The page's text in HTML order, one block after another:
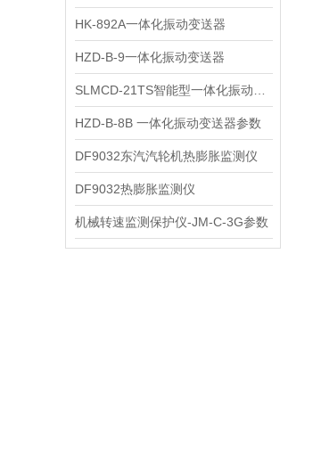
HK-892A一体化振动变送器
HZD-B-9一体化振动变送器
HZD-B-8B 一体化振动变送器参数
DF9032东汽汽轮机热膨胀监测仪
DF9032热膨胀监测仪
机械转速监测保护仪-JM-C-3G参数